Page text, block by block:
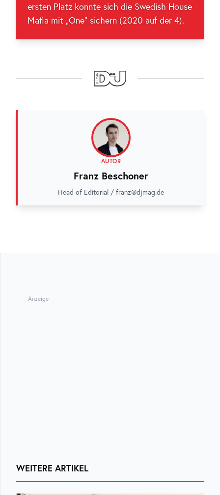
ersten Platz konnte sich die Swedish House
Mafia mit „One“ sichern (2020 auf der 4).
AUTOR
Franz Beschoner
Head of Editorial / franz@djmag.de
Anzeige
WEITERE ARTIKEL